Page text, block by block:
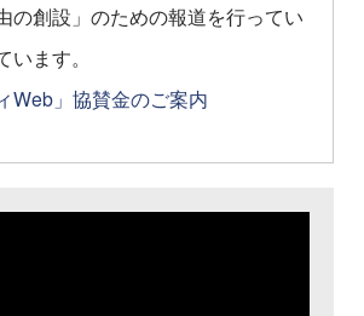
の創設」のための報道を行ってい
ます。
Web」協賛金のご案内